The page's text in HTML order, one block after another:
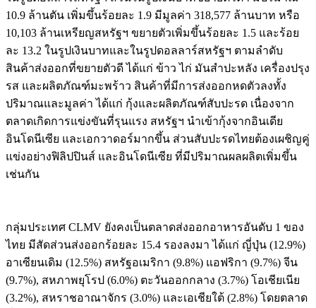
10.9 ล้านตัน เพิ่มขึ้นร้อยละ 1.9 มีมูลค่า 318,577 ล้านบาท หรือ
10,103 ล้านเหรียญสหรัฐฯ ขยายตัวเพิ่มขึ้นร้อยละ 1.5 และร้อย
ละ 13.2 ในรูปเงินบาทและในรูปดอลลาร์สหรัฐฯ ตามลำดับ
สินค้าส่งออกที่ขยายตัวดี ได้แก่ ข้าว ไก่ มันสำปะหลัง เครื่องปรุง
รส และผลิตภัณฑ์มะพร้าว สินค้าที่มีการส่งออกหดตัวลงทั้ง
ปริมาณและมูลค่า ได้แก่ กุ้งและผลิตภัณฑ์สับปะรด เนื่องจาก
ตลาดเกิดการแข่งขันที่รุนแรง สหรัฐฯ นำเข้ากุ้งจากอินเดีย
อินโดนีเซีย และเอกวาดอร์มากขึ้น ส่วนสับปะรดไทยต้องเผชิญคู่
แข่งอย่างฟิลิปปินส์ และอินโดนีเซีย ที่มีปริมาณผลผลิตเพิ่มขึ้น
เช่นกัน
กลุ่มประเทศ CLMV ยังคงเป็นตลาดส่งออกอาหารอันดับ 1 ของ
ไทย มีสัดส่วนส่งออกร้อยละ 15.4 รองลงมา ได้แก่ ญี่ปุ่น (12.9%)
อาเซียนเดิม (12.5%) สหรัฐอเมริกา (9.8%) แอฟริกา (9.7%) จีน
(9.7%), สหภาพยุโรป (6.0%) ตะวันออกกลาง (3.7%) โอเชียเนีย
(3.2%), สหราชอาณาจักร (3.0%) และเอเชียใต้ (2.8%) โดยตลาด